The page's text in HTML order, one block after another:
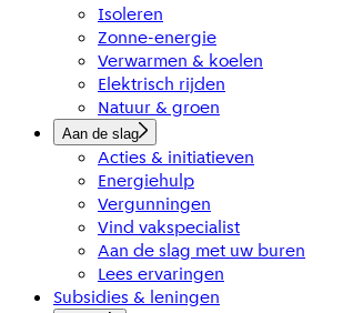
Isoleren
Zonne-energie
Verwarmen & koelen
Elektrisch rijden
Natuur & groen
Aan de slag
Acties & initiatieven
Energiehulp
Vergunningen
Vind vakspecialist
Aan de slag met uw buren
Lees ervaringen
Subsidies & leningen